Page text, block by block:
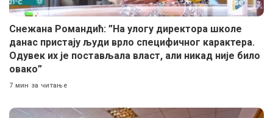
Снежана Романдић: ”На улогу директора школе
данас пристају људи врло специфичног карактера.
Одувек их је постављала власт, али никад није било
овако”
7 мин за читање